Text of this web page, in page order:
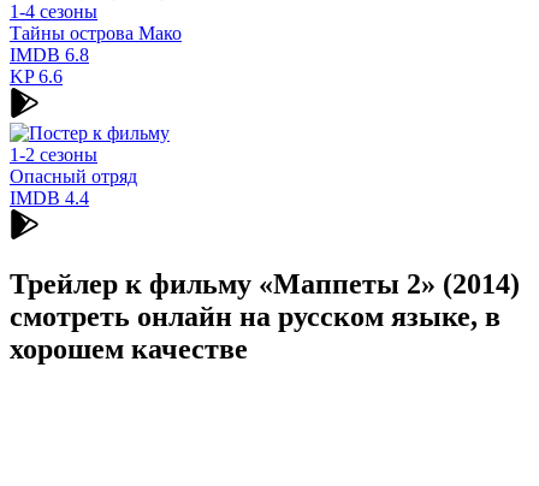
1-4 сезоны
Тайны острова Мако
IMDB 6.8
KP6.6
1-2 сезоны
Опасный отряд
IMDB 4.4
Трейлер к фильму «Маппеты 2» (2014)
cмотреть онлайн на русском языке, в
хорошем качестве